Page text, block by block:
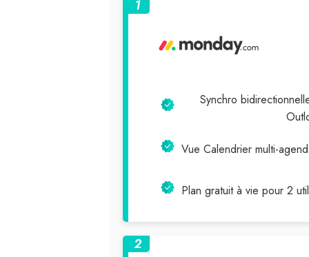
Synchro
Vue Calendrier multi-
Plan gratuit à vie pour 2
1
2